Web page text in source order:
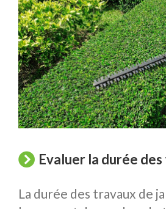
Evaluer la durée
La durée des travaux de